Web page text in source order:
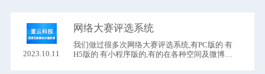
2023.10.11
网络大赛评选系统
我们做过很多次网络大赛评选系统,有PC版的 有
H5版的 有小程序版的,有的在各种空间及微博内